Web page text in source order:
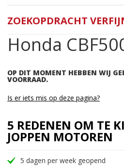
Honda
OP DIT MOMENT HEBBEN WIJ
VOORRAAD.
ZOEKOPDRACHT
Is er iets mis op deze pagina?
5 REDENEN OM TE
JOPPEN MOTOREN
5 dagen per week geopend